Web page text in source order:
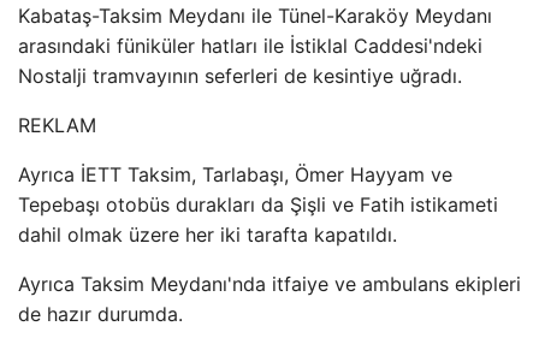
Kabataş-Taksim Meydanı ile Tünel-Karaköy Meydanı
arasındaki füniküler hatları ile İstiklal Caddesi'ndeki
Nostalji tramvayının seferleri de kesintiye uğradı.
REKLAM
Ayrıca İETT Taksim, Tarlabaşı, Ömer Hayyam ve
Tepebaşı otobüs durakları da Şişli ve Fatih istikameti
dahil olmak üzere her iki tarafta kapatıldı.
Ayrıca Taksim Meydanı'nda itfaiye ve ambulans ekipleri
de hazır durumda.